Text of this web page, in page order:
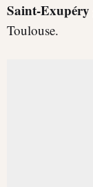
Saint-Exupéry
Toulouse.